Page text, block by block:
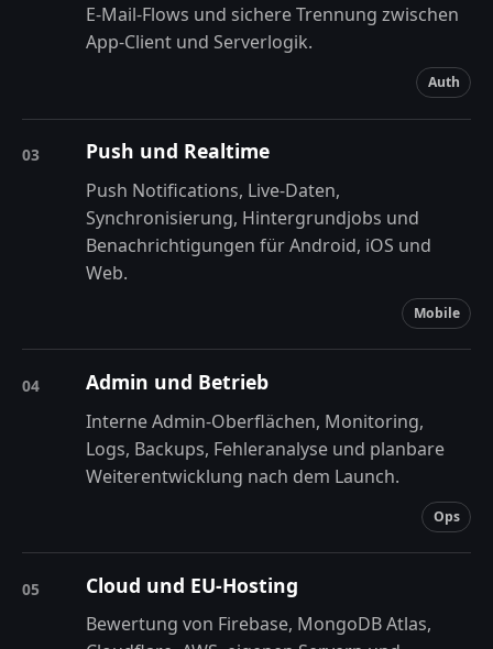
E-Mail-Flows und sichere Trennung zwischen
App-Client und Serverlogik.
Auth
03 Push und Realtime
Push Notifications, Live-Daten,
Synchronisierung, Hintergrundjobs und
Benachrichtigungen für Android, iOS und
Web.
Mobile
04 Admin und Betrieb
Interne Admin-Oberflächen, Monitoring,
Logs, Backups, Fehleranalyse und planbare
Weiterentwicklung nach dem Launch.
Ops
05 Cloud und EU-Hosting
Bewertung von Firebase, MongoDB Atlas,